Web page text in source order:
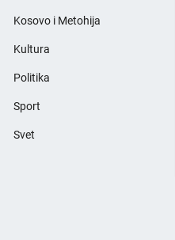
Kosovo i Metohija
Kultura
Politika
Sport
Svet